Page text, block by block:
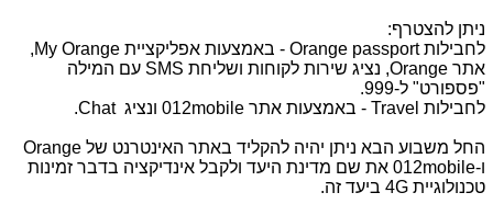
ניתן להצטרף:
לחבילותOrange passport - באמצעות אפליקציית My Orange
,
אתר Orange, נציג שירות לקוחות ושליחת SMS עם המילה
"פספורט" ל-999.
לחבילות Travel - באמצעות אתר 012mobile ונציג Chat
.
החל משבוע הבא ניתן יהיה להקליד באתר האינטרנט של Orange
וmobile-
012 את שם מדינת היעד ולקבל אינדיקציה בדבר זמינות
טכנולוגיית G4 ביעד זה.